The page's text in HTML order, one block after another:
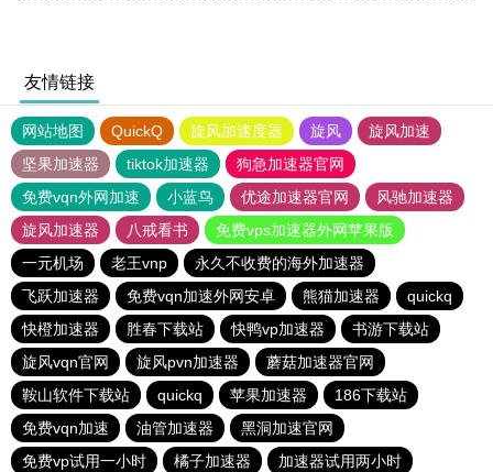
友情链接
网站地图 QuickQ 旋风加速度器 旋风
旋风加速
坚果加速器
tiktok加速器
狗急加速器官网
免费vqn外网加速
小蓝鸟 优途加速器官网
风驰加速器
旋风加速器
八戒看书
免费vps加速器外网苹果版
一元机场
老王vnp
永久不收费的海外加速器
飞跃加速器
免费vqn加速外网安卓 熊猫加速器
quickq
快橙加速器
胜春下载站 快鸭vp加速器
书游下载站
旋风vqn官网
旋风pvn加速器
蘑菇加速器官网
鞍山软件下载站
quickq 苹果加速器
186下载站
免费vqn加速
油管加速器
黑洞加速官网
免费vp试用一小时
橘子加速器 加速器试用两小时